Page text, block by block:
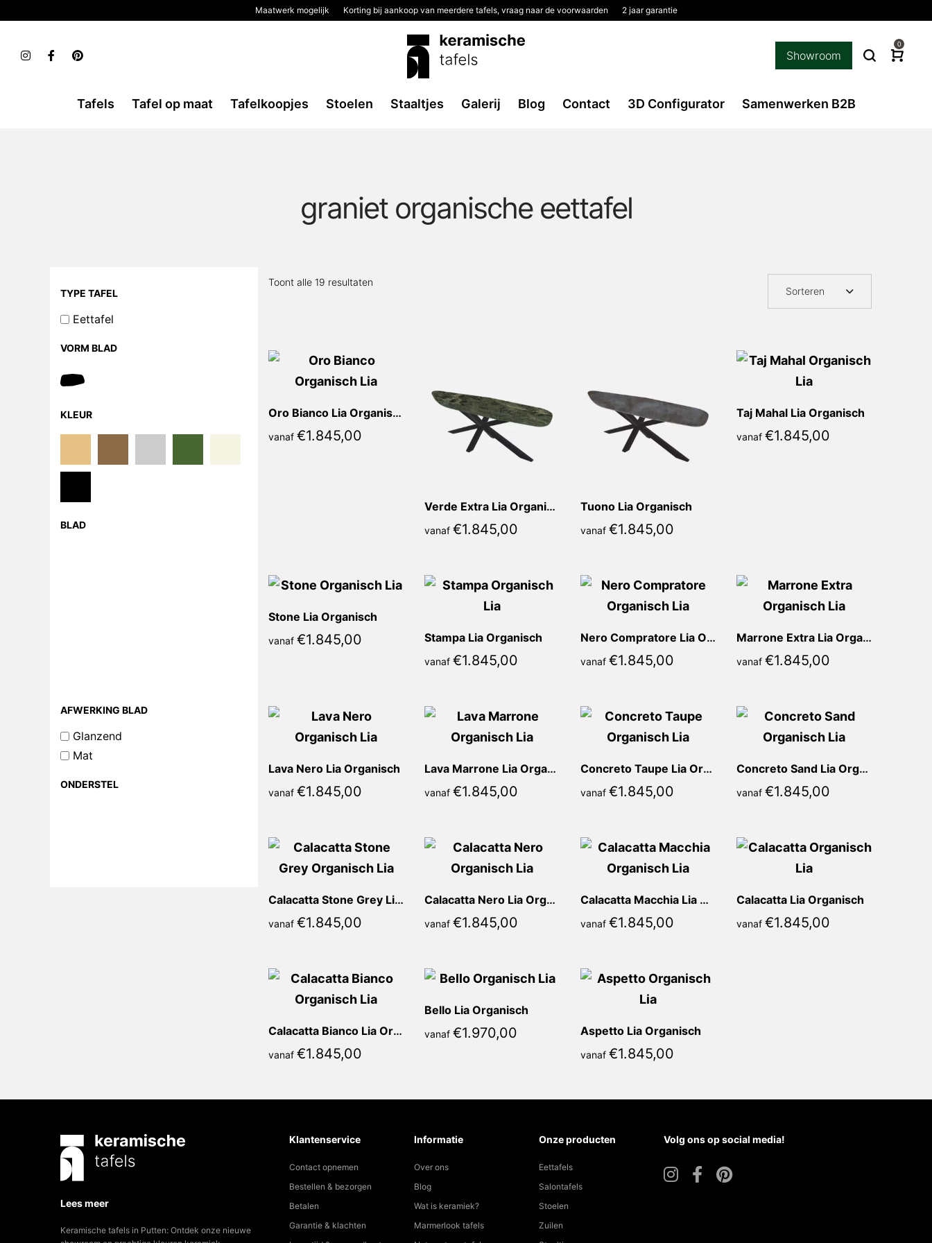
Maatwerk mogelijk Korting bij aankoop van meerdere tafels, vraag naar de voorwaarden 2 jaar garantie
Showroom
0
Tafels Tafel op maat Tafelkoopjes Stoelen Staaltjes Galerij Blog Contact 3D Configurator Samenwerken B2B
graniet organische eettafel
Toont alle 19 resultaten
Sorteren
Oro Bianco Lia Organisch
vanaf €1.845,00
Verde Extra Lia Organisch
vanaf €1.845,00
Tuono Lia Organisch
vanaf €1.845,00
Taj Mahal Lia Organisch
vanaf €1.845,00
Stone Lia Organisch
vanaf €1.845,00 Stampa Lia Organisch
vanaf €1.845,00
Nero Compratore Lia Organisch
vanaf €1.845,00
Marrone Extra Lia Organisch
vanaf €1.845,00
Lava Nero Lia Organisch
vanaf €1.845,00
Lava Marrone Lia Organisch
vanaf €1.845,00
Concreto Taupe Lia Organisch
vanaf €1.845,00
Concreto Sand Lia Organisch
vanaf €1.845,00
Calacatta Stone Grey Lia Organisch
vanaf €1.845,00
Calacatta Nero Lia Organisch
vanaf €1.845,00
Calacatta Macchia Lia Organisch
vanaf €1.845,00
Calacatta Lia Organisch
vanaf €1.845,00
Calacatta Bianco Lia Organisch
vanaf €1.845,00
Bello Lia Organisch
vanaf €1.970,00 Aspetto Lia Organisch
vanaf €1.845,00
TYPE TAFEL
Eettafel
VORM BLAD
KLEUR
BLAD
AFWERKING BLAD
Glanzend
Mat
ONDERSTEL
Lees meer
Keramische tafels in Putten: Ontdek onze nieuwe
Klantenservice
Contact opnemen
Bestellen & bezorgen
Betalen
Garantie & klachten
Informatie
Over ons
Blog
Wat is keramiek?
Marmerlook tafels
Onze producten
Eettafels
Salontafels
Stoelen
Zuilen
Volg ons op social media!